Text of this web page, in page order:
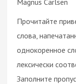
Прочитайте
слова,
однокоренное
лексически
Заполните